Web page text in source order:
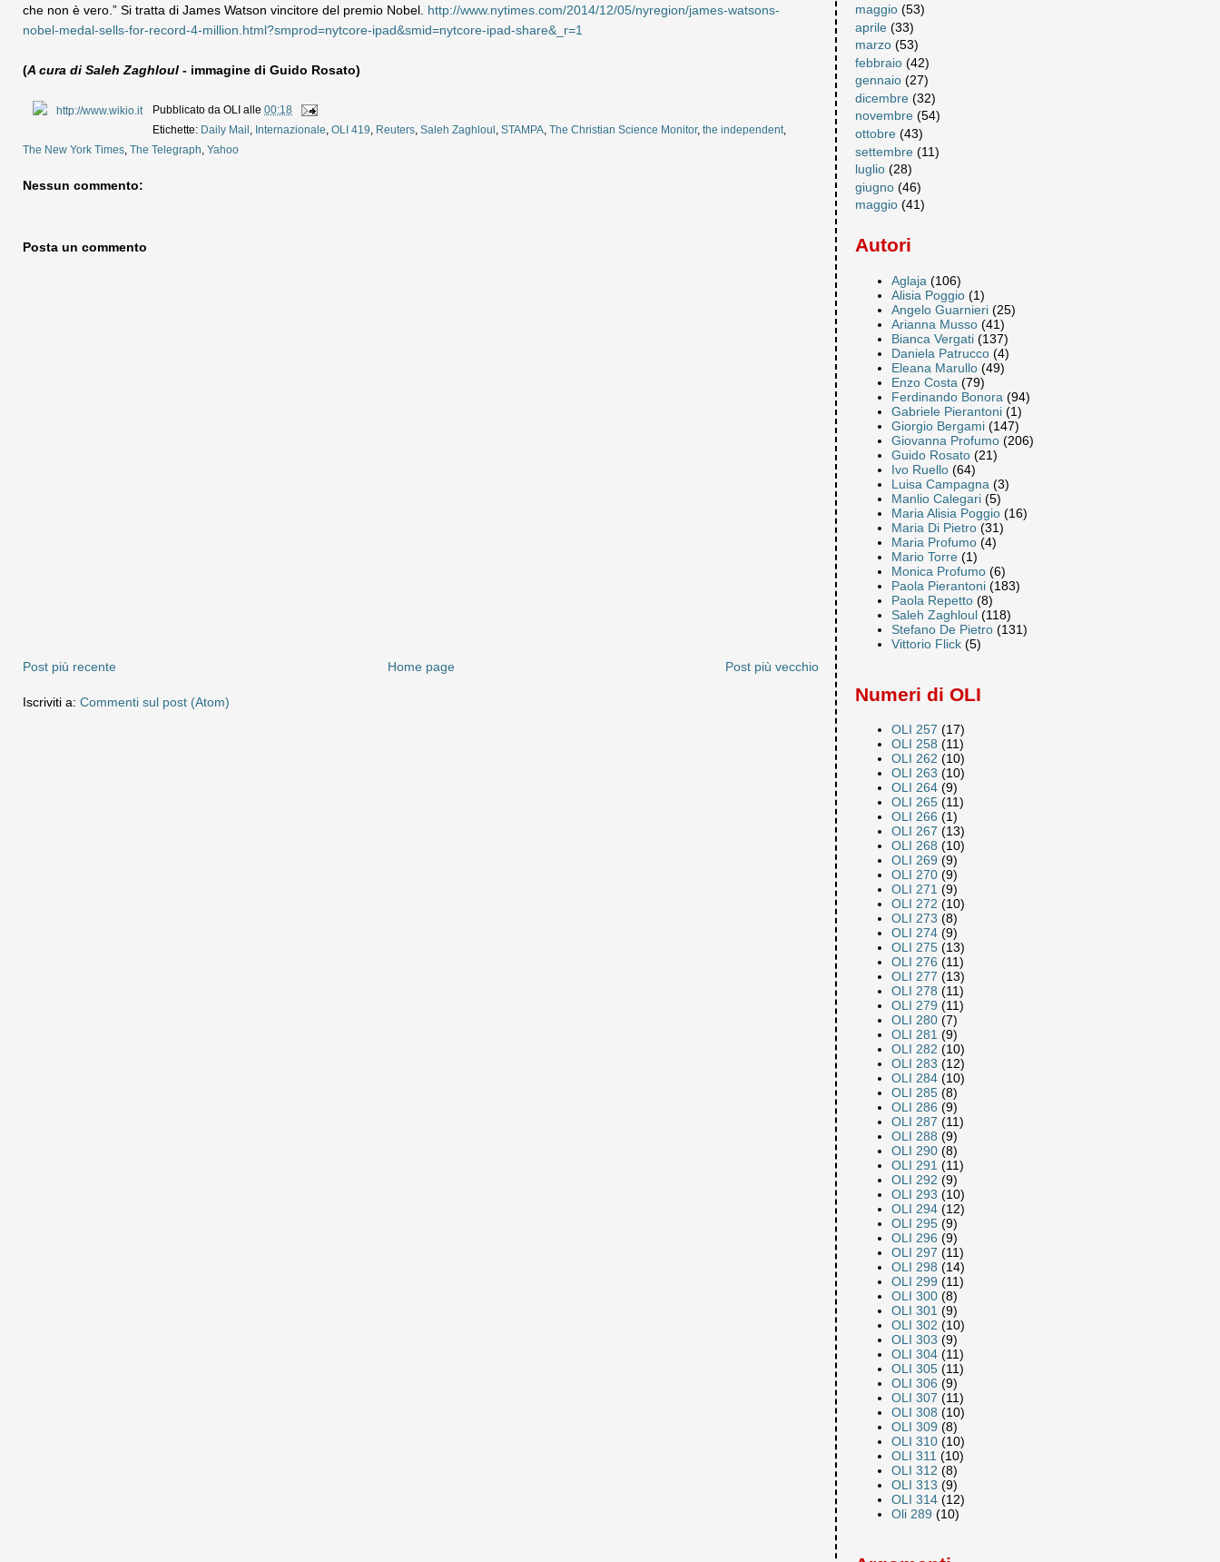
che non è vero.” Si tratta di James Watson vincitore del premio Nobel. http://www.nytimes.com/2014/12/05/nyregion/james-watsons-
nobel-medal-sells-for-record-4-million.html?smprod=nytcore-ipad&smid=nytcore-ipad-share&_r=1
(A cura di Saleh Zaghloul - immagine di Guido Rosato)
Pubblicato daOLI alle00:18
Etichette: Daily Mail , Internazionale,OLI 419, Reuters,Saleh Zaghloul ,STAMPA,The Christian Science Monitor,the independent,
The New York Times, The Telegraph, Yahoo
Nessun commento:
Posta un commento
Post più recente Post più vecchio
Home page
Iscriviti a: Commenti sul post (Atom)
maggio (53)
aprile (33)
marzo (53)
febbraio (42)
gennaio (27)
dicembre (32)
novembre (54)
ottobre (43)
settembre (11)
luglio (28)
giugno (46)
maggio (41)
Autori
Aglaja (106)
Alisia Poggio (1)
Angelo Guarnieri (25)
Arianna Musso (41)
Bianca Vergati (137)
Daniela Patrucco (4)
Eleana Marullo (49)
Enzo Costa (79)
Ferdinando Bonora (94)
Gabriele Pierantoni (1)
Giorgio Bergami (147)
Giovanna Profumo (206)
Guido Rosato (21)
Ivo Ruello (64)
Luisa Campagna (3)
Manlio Calegari (5)
Maria Alisia Poggio (16)
Maria Di Pietro (31)
Maria Profumo (4)
Mario Torre (1)
Monica Profumo (6)
Paola Pierantoni (183)
Paola Repetto (8)
Saleh Zaghloul (118)
Stefano De Pietro (131)
Vittorio Flick (5)
Numeri di OLI
OLI 257 (17)
OLI 258 (11)
OLI 262 (10)
OLI 263 (10)
OLI 264 (9)
OLI 265 (11)
OLI 266 (1)
OLI 267 (13)
OLI 268 (10)
OLI 269 (9)
OLI 270 (9)
OLI 271 (9)
OLI 272 (10)
OLI 273 (8)
OLI 274 (9)
OLI 275 (13)
OLI 276 (11)
OLI 277 (13)
OLI 278 (11)
OLI 279 (11)
OLI 280 (7)
OLI 281 (9)
OLI 282 (10)
OLI 283 (12)
OLI 284 (10)
OLI 285 (8)
OLI 286 (9)
OLI 287 (11)
OLI 288 (9)
OLI 290 (8)
OLI 291 (11)
OLI 292 (9)
OLI 293 (10)
OLI 294 (12)
OLI 295 (9)
OLI 296 (9)
OLI 297 (11)
OLI 298 (14)
OLI 299 (11)
OLI 300 (8)
OLI 301 (9)
OLI 302 (10)
OLI 303 (9)
OLI 304 (11)
OLI 305 (11)
OLI 306 (9)
OLI 307 (11)
OLI 308 (10)
OLI 309 (8)
OLI 310 (10)
OLI 311 (10)
OLI 312 (8)
OLI 313 (9)
OLI 314 (12)
Oli 289 (10)